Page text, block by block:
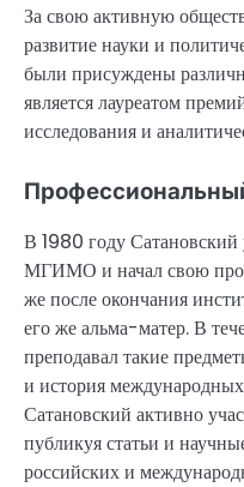
За свою активную
развитие науки и
были присуждены
является лауреатом
исследования и
В 1980 году
МГИМО и начал свою
же после окончания
его же альма-матер. В
преподавал такие
и история
Сатановский активно
публикуя статьи и
российских и